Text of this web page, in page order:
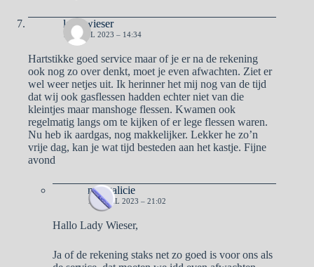
lady wieser
14 APRIL 2023 – 14:34
Hartstikke goed service maar of je er na de rekening
ook nog zo over denkt, moet je even afwachten. Ziet er
wel weer netjes uit. Ik herinner het mij nog van de tijd
dat wij ook gasflessen hadden echter niet van die
kleintjes maar manshoge flessen. Kwamen ook
regelmatig langs om te kijken of er lege flessen waren.
Nu heb ik aardgas, nog makkelijker. Lekker he zo’n
vrije dag, kan je wat tijd besteden aan het kastje. Fijne
avond
naargalicie
14 APRIL 2023 – 21:02
Hallo Lady Wieser,
Ja of de rekening staks net zo goed is voor ons als